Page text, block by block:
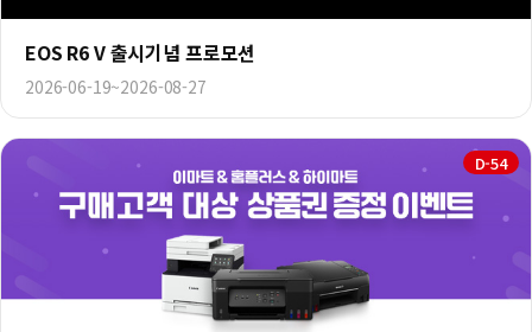
EOS R6 V 출시기념 프로모션
2026-06-19~2026-08-27
D-54